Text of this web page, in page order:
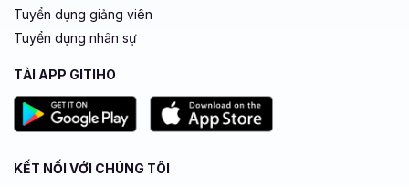
Tuyển dụng giảng viên
Tuyển dụng nhân sự
TẢI APP GITIHO
KẾT NỐI VỚI CHÚNG TÔI